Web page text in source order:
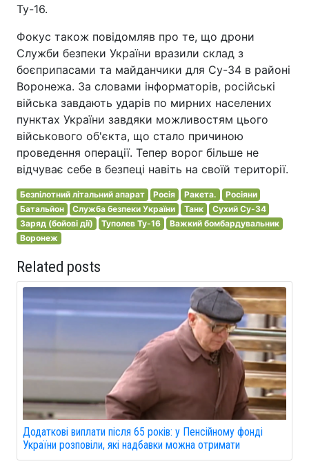
Ту-16.
Фокус також повідомляв про те, що дрони
Служби безпеки України вразили склад з
боєприпасами та майданчики для Су-34 в районі
Воронежа. За словами інформаторів, російські
війська завдають ударів по мирних населених
пунктах України завдяки можливостям цього
військового об'єкта, що стало причиною
проведення операції. Тепер ворог більше не
відчуває себе в безпеці навіть на своїй території.
Безпілотний літальний апарат Росія Ракета.
Росіяни
Батальйон
Служба безпеки України Танк
Сухий Су-34
Заряд (бойові дії)
Туполев Ту-16
Важкий бомбардувальник
Воронеж
Related posts
Додаткові виплати після 65 років: у Пенсійному фонді
України розповіли, які надбавки можна отримати